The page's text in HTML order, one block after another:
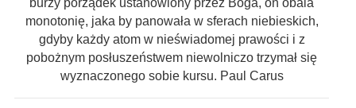
burzy porządek ustanowiony przez Boga, on obala
monotonię, jaka by panowała w sferach niebieskich,
gdyby każdy atom w nieświadomej prawości i z
pobożnym posłuszeństwem niewolniczo trzymał się
wyznaczonego sobie kursu. Paul Carus